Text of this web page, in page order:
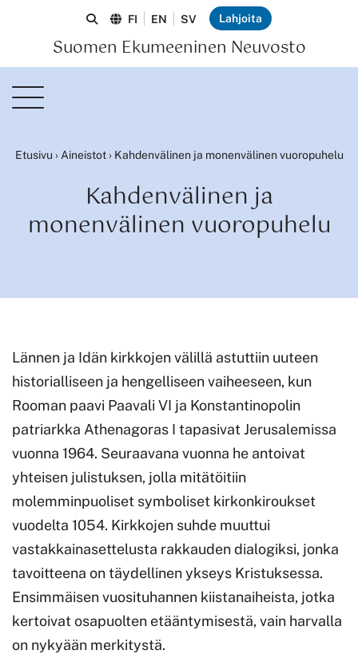
Suomen Ekumeeninen Neuvosto
FI EN SV Lahjoita
Etusivu › Aineistot› Kahdenvälinen ja monenvälinen vuoropuhelu
Kahdenvälinen ja
monenvälinen vuoropuhelu
Lännen ja Idän kirkkojen välillä astuttiin uuteen
historialliseen ja hengelliseen vaiheeseen, kun
Rooman paavi Paavali VI ja Konstantinopolin
patriarkka Athenagoras I tapasivat Jerusalemissa
vuonna 1964. Seuraavana vuonna he antoivat
yhteisen julistuksen, jolla mitätöitiin
molemminpuoliset symboliset kirkonkiroukset
vuodelta 1054. Kirkkojen suhde muuttui
vastakkainasettelusta rakkauden dialogiksi, jonka
tavoitteena on täydellinen ykseys Kristuksessa.
Ensimmäisen vuosituhannen kiistanaiheista, jotka
kertoivat osapuolten etääntymisestä, vain harvalla
on nykyään merkitystä.